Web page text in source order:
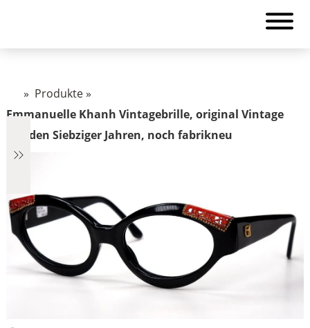
» Produkte»
Emmanuelle Khanh Vintagebrille, original Vintage
aus den Siebziger Jahren, noch fabrikneu
€685